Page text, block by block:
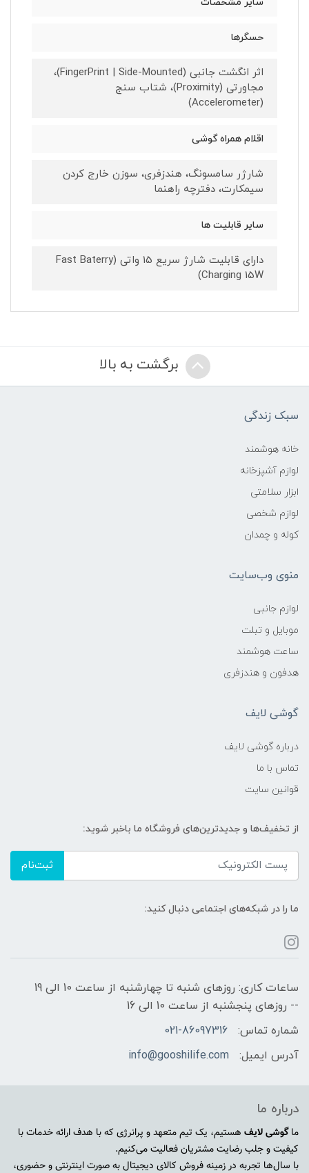
حسگرها
اثر انگشت جانبی (FingerPrint | Side-Mounted)،
مجاورتی (Proximity)، شتاب سنج
(Accelerometer)
اقلام همراه گوشی
شارژر سامسونگ، هندزفری، سوزن خارج کردن
سیمکارت، دفترچه راهنما
سایر قابلیت ها
دارای قابلیت شارژ سریع 15 واتی (Fast Baterry
Charging 15W)
برگشت به بالا
سبک زندگی
خانه هوشمند
لوازم آشپزخانه
ابزار سلامتی
لوازم شخصی
کوله و چمدان
منوی وب‌سایت
لوازم جانبی
موبایل و تبلت
ساعت هوشمند
هدفون و هندزفری
گوشی لایف
درباره گوشی لایف
تماس با ما
قوانین سایت
از تخفیف‌ها و جدیدترین‌های فروشگاه ما باخبر شوید:
ثبت‌نام
ما را در شبکه‌های اجتماعی دنبال کنید:
ساعات کاری: روزهای شنبه تا چهارشنبه از ساعت 10 الی 19
-- روزهای پنجشنبه از ساعت 10 الی 16
شماره تماس:
021-86097316
آدرس ایمیل:
info@gooshilife.com
درباره ما
ماگوشی لایف هستیم، یک تیم متعهد و پرانرژی که با هدف ارائه خدمات با
کیفیت و جلب رضایت مشتریان فعالیت می‌کنیم.
با سال‌ها تجربه در زمینه فروش کالای دیجیتال به صورت اینترنتی و حضوری،